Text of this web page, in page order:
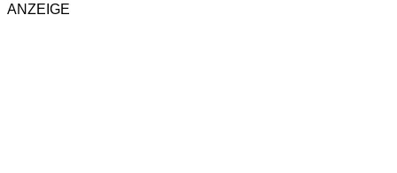
ANZEIGE